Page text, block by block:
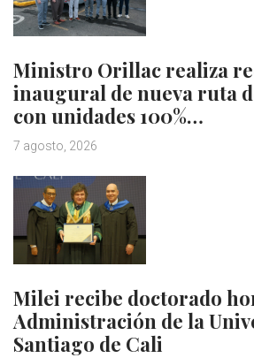
Ministro Orillac realiza
inaugural de nueva ruta
con unidades 100%…
7 agosto, 2026
Milei recibe doctorado
Administración de la
Santiago de Cali